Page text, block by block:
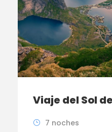
Viaje del Sol
7 noches